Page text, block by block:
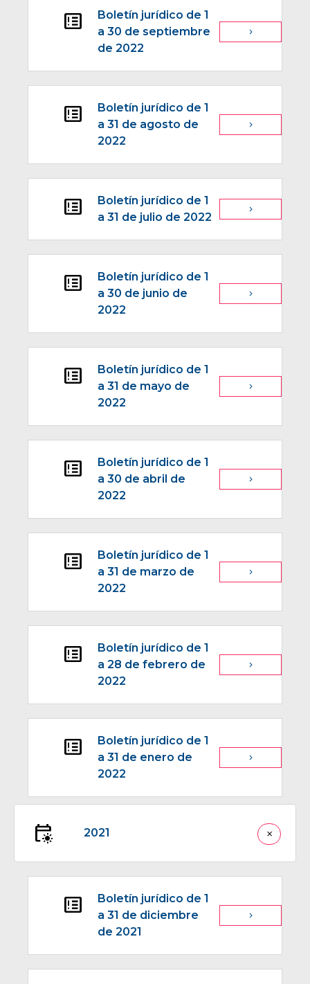
breaking_news
Boletín jurídico de 1
a 30 de septiembre
de 2022
navigate_next
breaking_news
Boletín jurídico de 1
a 31 de agosto de
2022
navigate_next
breaking_news
Boletín jurídico de 1
a 31 de julio de 2022
navigate_next
breaking_news
Boletín jurídico de 1
a 30 de junio de
2022
navigate_next
breaking_news
Boletín jurídico de 1
a 31 de mayo de
2022
navigate_next
breaking_news
Boletín jurídico de 1
a 30 de abril de
2022
navigate_next
breaking_news
Boletín jurídico de 1
a 31 de marzo de
2022
navigate_next
breaking_news
Boletín jurídico de 1
a 28 de febrero de
2022
navigate_next
breaking_news
Boletín jurídico de 1
a 31 de enero de
2022
navigate_next
early_on 2021 close
breaking_news
Boletín jurídico de 1
a 31 de diciembre
de 2021
navigate_next